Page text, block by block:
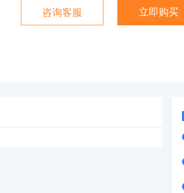
咨询客服 立即购买